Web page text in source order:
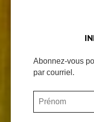
Abonnez-vous
par courriel.